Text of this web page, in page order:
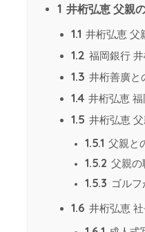
1 井桁弘恵 父親
1.1 井桁弘恵 父
1.2 福岡銀行
1.3 井桁善廣と
1.4 井桁弘恵
1.5 井桁弘恵
1.5.1 父親と
1.5.2 父親の
1.5.3 ゴル
1.6 井桁弘恵